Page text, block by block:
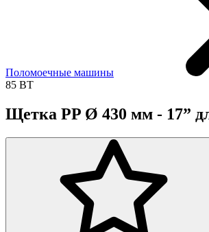
Поломоечные машины
85 BT
Щетка PP Ø 430 мм - 17”